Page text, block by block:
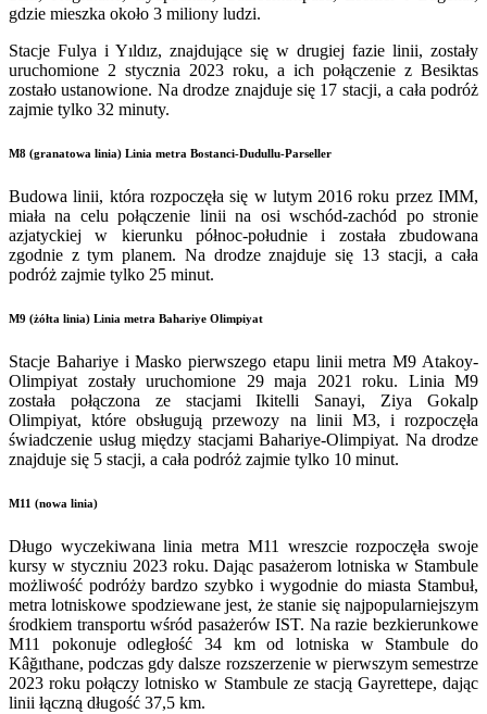
gdzie mieszka około 3 miliony ludzi.
Stacje Fulya i Yıldız, znajdujące się w drugiej fazie linii, zostały
uruchomione 2 stycznia 2023 roku, a ich połączenie z Besiktas
zostało ustanowione. Na drodze znajduje się 17 stacji, a cała podróż
zajmie tylko 32 minuty.
M8 (granatowa linia) Linia metra Bostanci-Dudullu-Parseller
Budowa linii, która rozpoczęła się w lutym 2016 roku przez IMM,
miała na celu połączenie linii na osi wschód-zachód po stronie
azjatyckiej w kierunku północ-południe i została zbudowana
zgodnie z tym planem. Na drodze znajduje się 13 stacji, a cała
podróż zajmie tylko 25 minut.
M9 (żółta linia) Linia metra Bahariye Olimpiyat
Stacje Bahariye i Masko pierwszego etapu linii metra M9 Atakoy-
Olimpiyat zostały uruchomione 29 maja 2021 roku. Linia M9
została połączona ze stacjami Ikitelli Sanayi, Ziya Gokalp
Olimpiyat, które obsługują przewozy na linii M3, i rozpoczęła
świadczenie usług między stacjami Bahariye-Olimpiyat. Na drodze
znajduje się 5 stacji, a cała podróż zajmie tylko 10 minut.
M11 (nowa linia)
Długo wyczekiwana linia metra M11 wreszcie rozpoczęła swoje
kursy w styczniu 2023 roku. Dając pasażerom lotniska w Stambule
możliwość podróży bardzo szybko i wygodnie do miasta Stambuł,
metra lotniskowe spodziewane jest, że stanie się najpopularniejszym
środkiem transportu wśród pasażerów IST. Na razie bezkierunkowe
M11 pokonuje odległość 34 km od lotniska w Stambule do
Kâğıthane, podczas gdy dalsze rozszerzenie w pierwszym semestrze
2023 roku połączy lotnisko w Stambule ze stacją Gayrettepe, dając
linii łączną długość 37,5 km.